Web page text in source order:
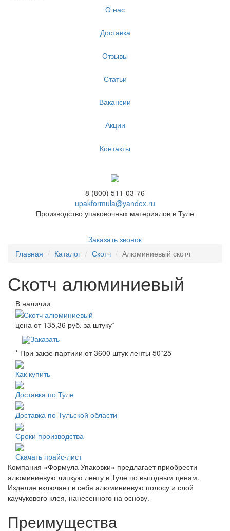
О нас
Доставка
Отзывы
Статьи
Вакансии
Акции
Контакты
8 (800) 511-03-76
upakformula@yandex.ru
Производство упаковочных материалов в Туле
Заказать звонок
Главная
Каталог Скотч Алюминиевый скотч
Скотч алюминиевый
В наличии
цена от 135,36 руб. за штуку*
Заказать
* При закзе партиии от 3600 штук ленты 50*25
Как купить
Доставка по Туле
Доставка по Тульской области
Сроки производства
Скачать прайс-лист
Компания «Формула Упаковки» предлагает приобрести
алюминиевую липкую ленту в Туле по выгодным ценам.
Изделие включает в себя алюминиевую полосу и слой
каучукового клея, нанесенного на основу.
Преимущества